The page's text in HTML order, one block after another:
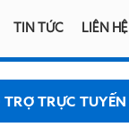
TIN TỨC LIÊN HỆ
TRỢ TRỰC TUYẾN